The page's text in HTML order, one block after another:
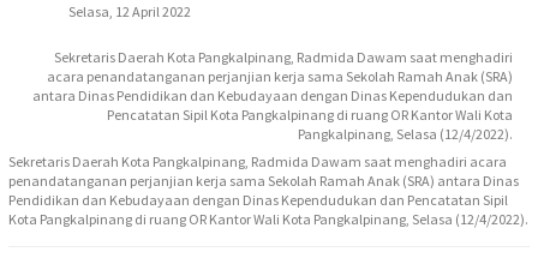
Selasa, 12 April 2022
Sekretaris Daerah Kota Pangkalpinang, Radmida Dawam saat menghadiri
acara penandatanganan perjanjian kerja sama Sekolah Ramah Anak (SRA)
antara Dinas Pendidikan dan Kebudayaan dengan Dinas Kependudukan dan
Pencatatan Sipil Kota Pangkalpinang di ruang OR Kantor Wali Kota
Pangkalpinang, Selasa (12/4/2022).
Sekretaris Daerah Kota Pangkalpinang, Radmida Dawam saat menghadiri acara
penandatanganan perjanjian kerja sama Sekolah Ramah Anak (SRA) antara Dinas
Pendidikan dan Kebudayaan dengan Dinas Kependudukan dan Pencatatan Sipil
Kota Pangkalpinang di ruang OR Kantor Wali Kota Pangkalpinang, Selasa (12/4/2022).